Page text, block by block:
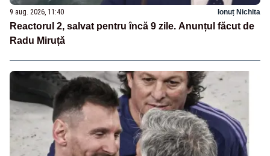
9 aug. 2026, 11:40 Ionuț Nichita
Reactorul 2, salvat pentru încă 9 zile. Anunțul făcut de
Radu Miruță